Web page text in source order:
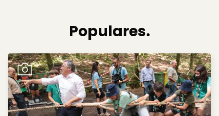
Populares.